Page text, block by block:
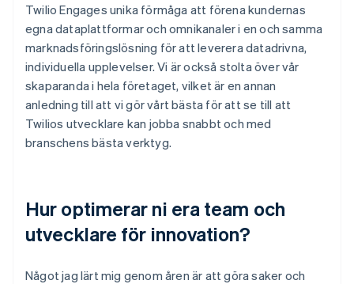
Twilio Engages unika förmåga att förena kundernas
egna dataplattformar och omnikanaler i en och samma
marknadsföringslösning för att leverera datadrivna,
individuella upplevelser. Vi är också stolta över vår
skaparanda i hela företaget, vilket är en annan
anledning till att vi gör vårt bästa för att se till att
Twilios utvecklare kan jobba snabbt och med
branschens bästa verktyg.
Hur optimerar ni era team och
utvecklare för innovation?
Något jag lärt mig genom åren är att göra saker och